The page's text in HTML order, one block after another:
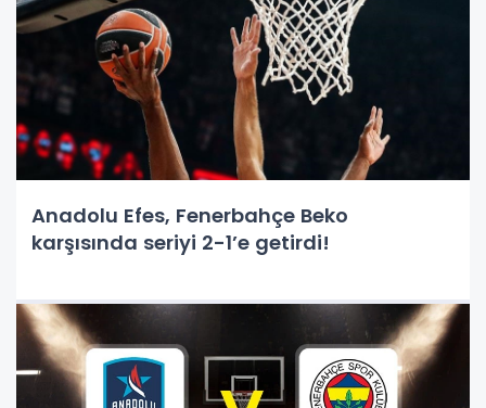
Anadolu Efes, Fenerbahçe Beko
karşısında seriyi 2-1’e getirdi!